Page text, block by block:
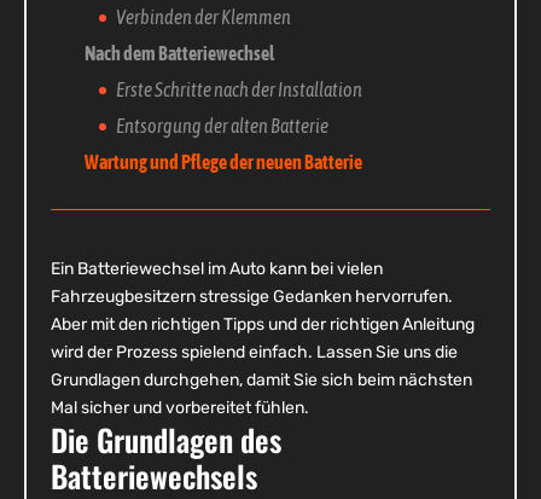
Verbinden der Klemmen
Nach dem Batteriewechsel
Erste Schritte nach der Installation
Entsorgung der alten Batterie
Wartung und Pflege der neuen Batterie
Ein Batteriewechsel im Auto kann bei vielen
Fahrzeugbesitzern stressige Gedanken hervorrufen.
Aber mit den richtigen Tipps und der richtigen Anleitung
wird der Prozess spielend einfach. Lassen Sie uns die
Grundlagen durchgehen, damit Sie sich beim nächsten
Mal sicher und vorbereitet fühlen.
Die Grundlagen des
Batteriewechsels